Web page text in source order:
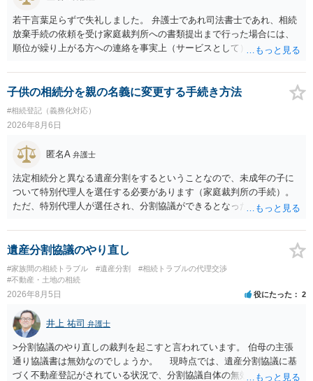
若干言葉足らずで失礼しました。 弁護士であれ司法書士であれ、相続
放棄手続の依頼を受け家庭裁判所への書類提出まで行った場合には、
順位が繰り上がる方への連絡を事実上（サービスとして）行うことは
できない、という意味でした。
子供の相続分を親の名義に変更する手続き方法
#相続登記（義務化対応）
2026年8月6日
匿名A 弁護士
法定相続分と異なる遺産分割をするということなので、未成年の子に
ついて特別代理人を選任する必要があります（家庭裁判所の手続）。
ただ、特別代理人が選任され、分割協議ができるとなったとしても、
の権利も守られなければならないからです。 相続財産全体で、未成年
者の権利が守られているかどうかを判断しなければなりません。 単
に、未成年者を今後養育するのは、自分だからという理由では、法定
相続分以上に多くの遺産を取得することができるというわけではあり
ません。
遺産分割協議のやり直し
#家族間の相続トラブル #遺産分割
#相続トラブルの代理交渉
#不動産・土地の相続
2026年8月5日 役にたった 2
井上 祐司 弁護士
>分割協議のやり直しの裁判を起こすと言われています。 伯母の主張
通り協議書は無効なのでしょうか。 現時点では、遺産分割協議に基
づく不動産登記がされている状況で、分割協議自体の無効を裁判所が